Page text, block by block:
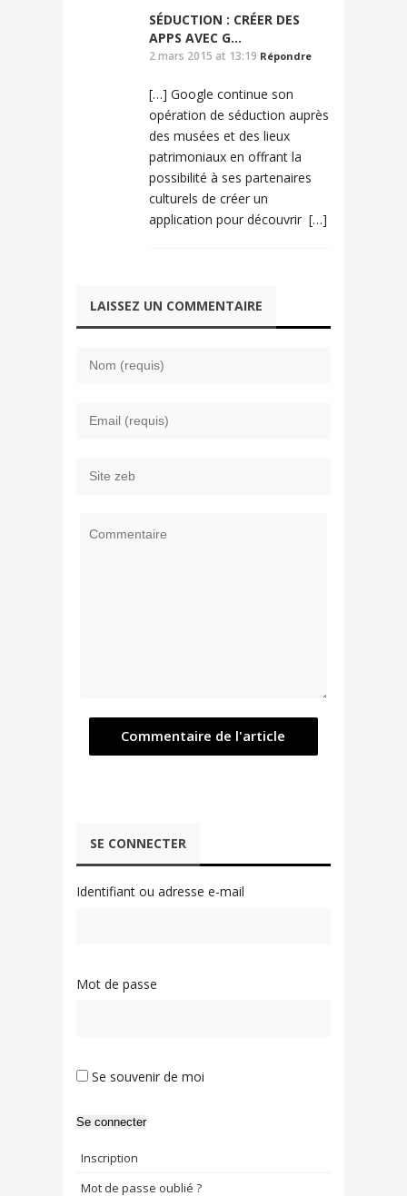
SÉDUCTION : CRÉER DES
APPS AVEC G...
2 mars 2015 at 13:19 Répondre
[…] Google continue son
opération de séduction auprès
des musées et des lieux
patrimoniaux en offrant la
possibilité à ses partenaires
culturels de créer un
application pour découvrir […]
LAISSEZ UN COMMENTAIRE
SE CONNECTER
Identifiant ou adresse e-mail
Mot de passe
Se souvenir de moi
Se connecter
Inscription
Mot de passe oublié ?